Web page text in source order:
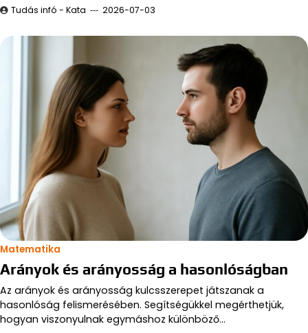
Tudás infó - Kata 2026-07-03
Matematika
Arányok és arányosság a hasonlóságban
Az arányok és arányosság kulcsszerepet játszanak a
hasonlóság felismerésében. Segítségükkel megérthetjük,
hogyan viszonyulnak egymáshoz különböző…